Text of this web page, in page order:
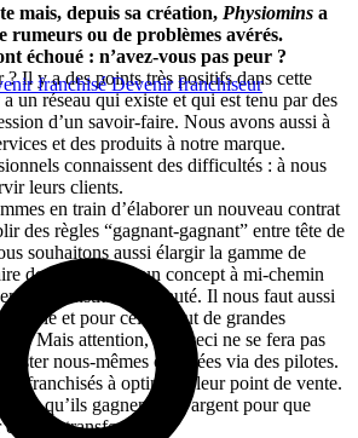
franchiséDevenir franchiseur
mais, depuis sa création, Physiomins a
rumeurs ou de problèmes avérés.
échoué : n’avez-vous pas peur ?
Il y a des points très positifs dans cette
un réseau qui existe et qui est tenu par des
d’un savoir-faire. Nous avons aussi à
et des produits à notre marque.
connaissent des difficultés : à nous
leurs clients.
en train d’élaborer un nouveau contrat
des règles “gagnant-gagnant” entre tête de
souhaitons aussi élargir la gamme de
dePhysiominsun concept à mi-chemin
et institut de beauté. Il nous faut aussi
et pour cela il faut de grandes
Mais attention, tout ceci ne se fera pas
nous-mêmes ces idées via des pilotes.
franchisés à optimiser leur point de vente.
faut qu’ils gagnent de l’argent pour que
nous transformer.